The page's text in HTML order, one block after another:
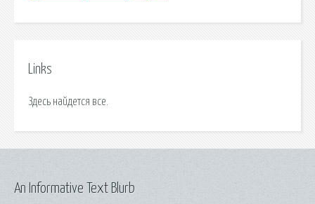
Links
Здесь найдется все.
An Informative Text Blurb